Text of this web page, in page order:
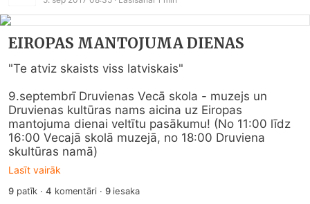
EIROPAS MANTOJUMA DIENAS
"Te atviz skaists viss latviskais"
9.septembrī Druvienas Vecā skola - muzejs un
Druvienas kultūras nams aicina uz Eiropas
mantojuma dienai veltītu pasākumu! (No 11:00 līdz
16:00 Vecajā skolā muzejā, no 18:00 Druviena
skultūras namā)
Lasīt vairāk
9patīk ·4 komentāri · 9iesaka